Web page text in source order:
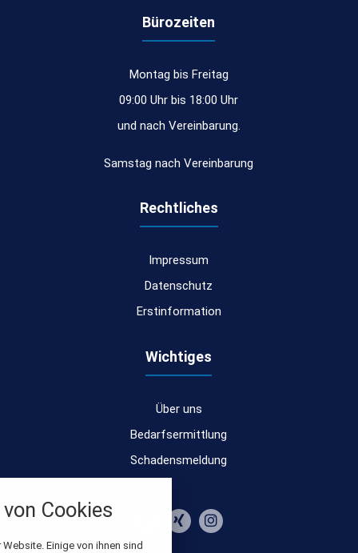
Bürozeiten
Montag bis Freitag
09:00 Uhr bis 18:00 Uhr
und nach Vereinbarung.
Samstag nach Vereinbarung
Rechtliches
Impressum
Datenschutz
Erstinformation
Wichtiges
Über uns
Bedarfsermittlung
Schadensmeldung
Cookies
Einige von ihnen sind
alle verwendeten Cookies und
zu blockieren.